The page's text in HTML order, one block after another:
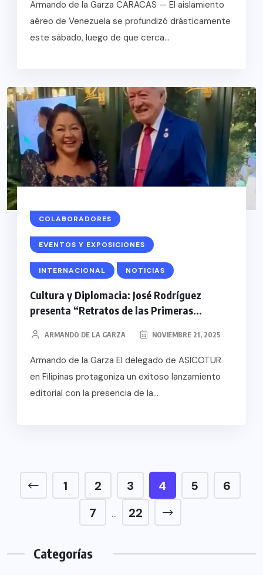
Armando de la Garza CARACAS — El aislamiento
aéreo de Venezuela se profundizó drásticamente
este sábado, luego de que cerca...
COLABORADORES
EVENTOS Y EXPOSICIONES
INTERNACIONAL NOTICIAS
Cultura y Diplomacia: José Rodríguez
presenta “Retratos de las Primeras...
ARMANDO DE LA GARZA NOVIEMBRE 21, 2025
Armando de la Garza El delegado de ASICOTUR
en Filipinas protagoniza un exitoso lanzamiento
editorial con la presencia de la...
1 2 3 4 5
6
7
… 22
Categorías